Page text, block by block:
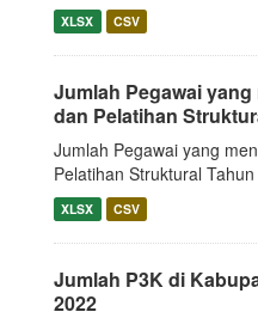
XLSX CSV
Jumlah Pegawai
dan Pelatihan
Jumlah Pegawai yang
Pelatihan Struktural
XLSX CSV
Jumlah P3K di
2022